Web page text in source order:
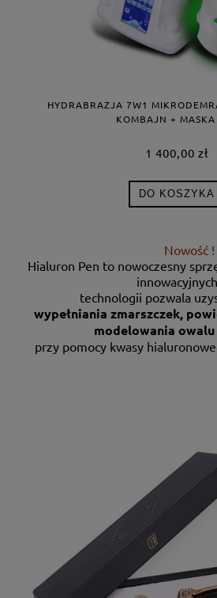
HYDRABRAZJA 7W1
KOMBAJN + MASKA
1 400,00 zł
DO KOSZYKA
Nowość !
Hialuron Pen to nowoczesny
innowacyjnych
technologii pozwala
wypełniania zmarszczek,
modelowania
przy pomocy kwasy